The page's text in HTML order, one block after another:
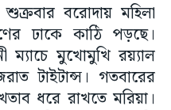
বরোদায় মহিলা
ঢাকে কাঠি পড়ছে।
ম্যাচে মুখোমুখি র‌য়্যাল
টাইটান্স। গতবারের
ধরে রাখতে মরিয়া।